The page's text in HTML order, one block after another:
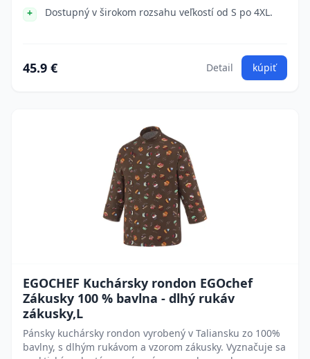
Dostupný v širokom rozsahu veľkostí od S po 4XL.
45.9 € Detail kúpiť
EGOCHEF Kuchársky rondon EGOchef
Zákusky 100 % bavlna - dlhý rukáv
zákusky,L
Pánsky kuchársky rondon vyrobený v Taliansku zo 100%
bavlny, s dlhým rukávom a vzorom zákusky. Vyznačuje sa